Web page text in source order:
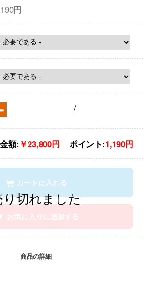
円
/
額: ￥23,800円 ポイント:1,190円
カートに入れる
お気に入りに追加する
商品の詳細